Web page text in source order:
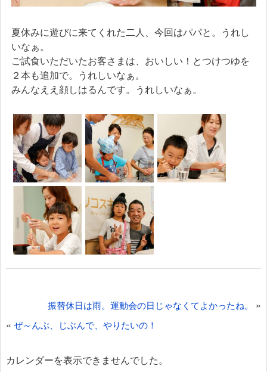
夏休みに遊びに来てくれた二人、今回はパパと。うれし
いなぁ。
ご試食いただいたお客さまは、おいしい！とつけつゆを
２本も追加で。うれしいなぁ。
みんなええ顔しはるんです。うれしいなぁ。
稿
ビ
振替休日は雨。運動会の日じゃなくてよかったね。
»
« ぜ～んぶ、じぶんで、やりたいの！
カレンダーを表示できませんでした。